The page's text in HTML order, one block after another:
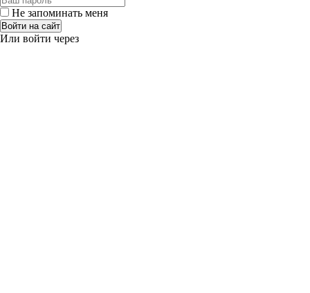
Не запоминать меня
Войти на сайт
Или войти через